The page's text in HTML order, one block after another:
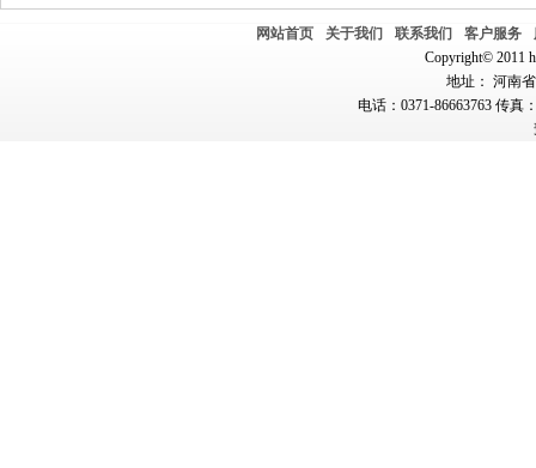
网站首页 关于我们 联系我们 客户服务
Copyright© 2011
地址： 河南
电话：0371-86663763 传真